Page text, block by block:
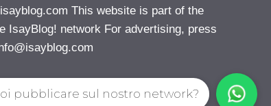
This website is part of the
IsayBlog! network For advertising, press
pubblicare sul nostro network?